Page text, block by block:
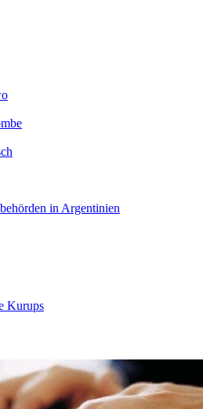
in Argentinien
Kurups